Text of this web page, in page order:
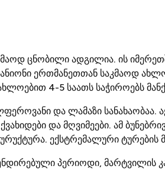
ცნობილი ადგილია. ის
ერთმანეთთან საკმაოდ
4-5 საათს საჭიროებს
და ლამაზი
და მღვიმეები. ამ
ექსტრემალური ტურების
პერიოდი, მარტვილის